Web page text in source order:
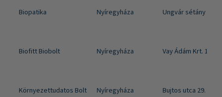
Biopatika
Nyíregyháza Ungvár sétány 35.
Biofitt Biobolt Nyíregyháza Vay Ádám Krt. 15.
Környezettudatos Bolt Nyíregyháza Bujtos utca 29.